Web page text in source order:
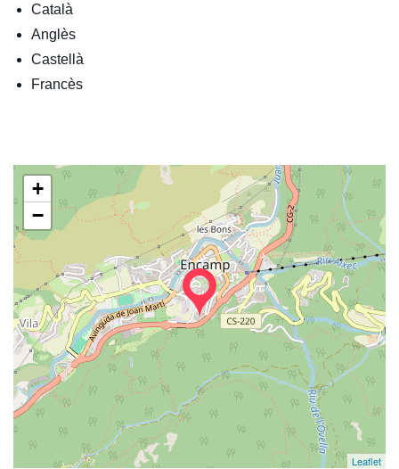
Català
Anglès
Castellà
Francès
+
−
Leaflet